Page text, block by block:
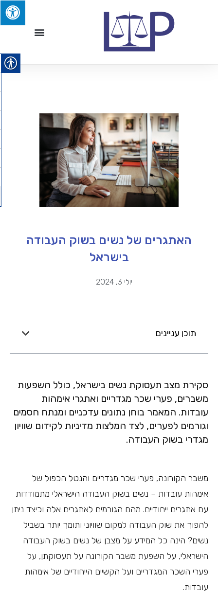
האתגרים של נשים בשוק העבודה
בישראל
יולי 3, 2024
תוכן עניינים
סקירת מצב תעסוקת נשים בישראל, כולל השפעות
משברים, פערי שכר מגדריים ואתגרי אימהות
עובדות. המאמר בוחן נתונים עדכניים ומנתח חסמים
וגורמים לפערים, לצד המלצות מדיניות לקידום שוויון
מגדרי בשוק העבודה.
משבר הקורונה, פערי שכר מגדריים והנטל הכפול של
אימהות עובדות – נשים בשוק העבודה הישראלי מתמודדות
עם אתגרים ייחודיים. מהם הגורמים לאתגרים אלה וכיצד ניתן
להפוך את שוק העבודה למקום שוויוני ותומך יותר בשביל
נשים? הינה כל המידע על מצבן של נשים בשוק העבודה
הישראלי, על השפעת משבר הקורונה על תעסוקתן, על
פערי השכר המגדריים ועל הקשיים הייחודיים של אימהות
עובדות.